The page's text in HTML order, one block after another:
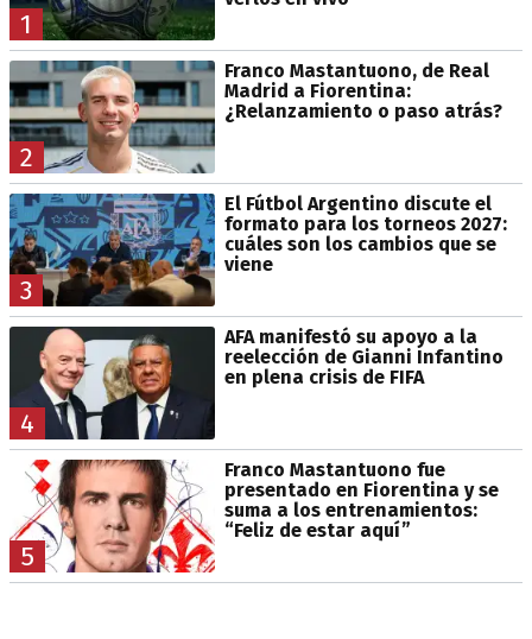
1
2
Franco Mastantuono, de Real
Madrid a Fiorentina:
¿Relanzamiento o paso atrás?
3
El Fútbol Argentino discute el
formato para los torneos 2027:
cuáles son los cambios que se
viene
4
AFA manifestó su apoyo a la
reelección de Gianni Infantino
en plena crisis de FIFA
5
Franco Mastantuono fue
presentado en Fiorentina y se
suma a los entrenamientos:
“Feliz de estar aquí”